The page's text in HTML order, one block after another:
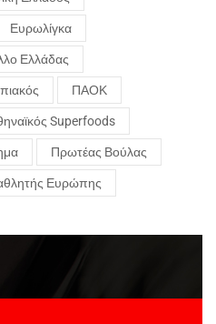
Ευρωλίγκα
Ελλάδας
ΠΑΟΚ
Superfoods
Πρωτέας Βούλας
Ευρώπης